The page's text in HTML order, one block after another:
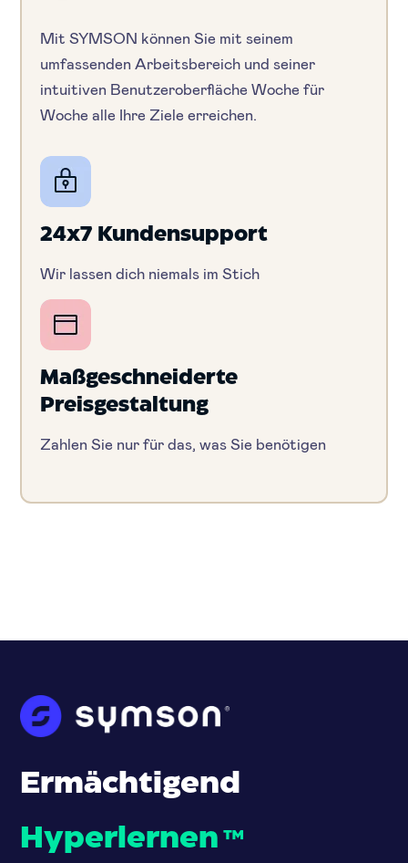
Mit SYMSON können Sie mit seinem
umfassenden Arbeitsbereich und seiner
intuitiven Benutzeroberfläche Woche für
Woche alle Ihre Ziele erreichen.
24x7 Kundensupport
Wir lassen dich niemals im Stich
Maßgeschneiderte
Preisgestaltung
Zahlen Sie nur für das, was Sie benötigen
Ermächtigend
Hyperlernen ™